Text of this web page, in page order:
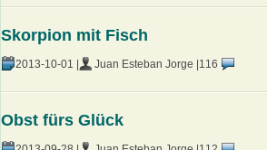
Skorpion mit Fisch
2013-10-01 | Juan Esteban Jorge | 116
Obst fürs Glück